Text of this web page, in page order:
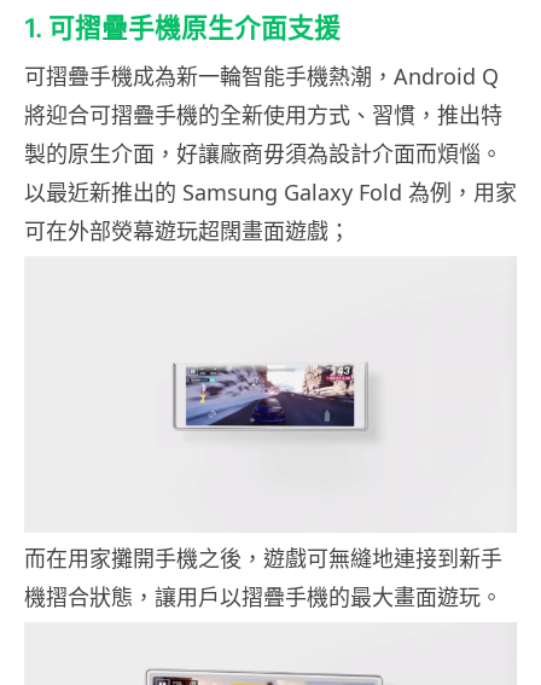
1. 可摺疊手機原生介面支援
可摺疊手機成為新一輪智能手機熱潮，Android Q
將迎合可摺疊手機的全新使用方式、習慣，推出特
製的原生介面，好讓廠商毋須為設計介面而煩惱。
以最近新推出的 Samsung Galaxy Fold 為例，用家
可在外部熒幕遊玩超闊畫面遊戲；
而在用家攤開手機之後，遊戲可無縫地連接到新手
機摺合狀態，讓用戶以摺疊手機的最大畫面遊玩。